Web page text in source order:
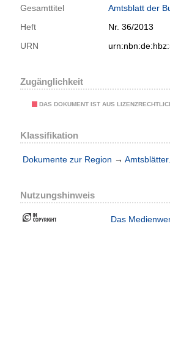
Gesamttitel
Amtsblatt der
Heft
Nr. 36/2013
URN
Zugänglichkeit
DAS DOKUMENT IST AUS
Klassifikation
Dokumente zur Region →
Nutzungshinweis
Das